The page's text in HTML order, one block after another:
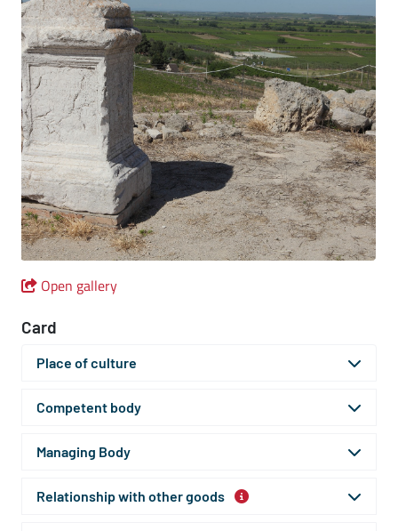
Open gallery
Card
Place of culture
Competent body
Managing Body
Relationship with other goods